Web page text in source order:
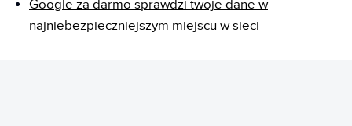
Google za darmo sprawdzi twoje dane w
najniebezpieczniejszym miejscu w sieci